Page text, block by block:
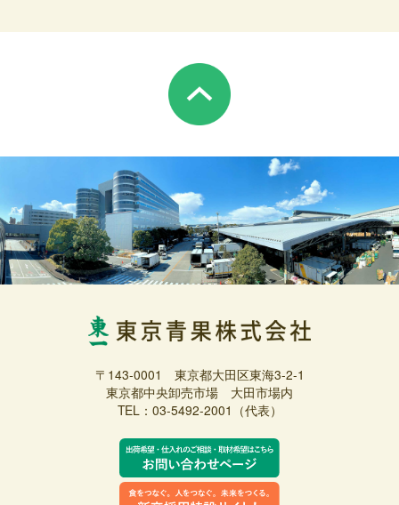
〒143-0001 東京都大田区東海3-2-1
東京都中央卸売市場 大田市場内
TEL：03-5492-2001（代表）